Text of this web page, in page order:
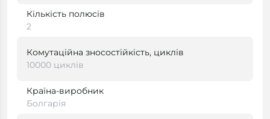
Кількість полюсів
2
Комутаційна зносостійкість, циклів
10000 циклів
Країна-виробник
Болгарія